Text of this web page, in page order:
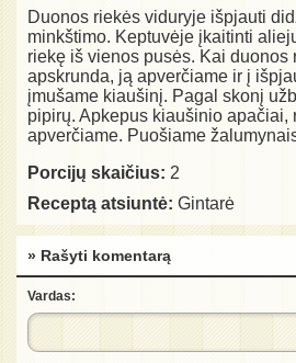
Duonos riekės viduryje išpjauti
minkštimo. Keptuvėje įkaitinti
riekę iš vienos pusės. Kai duonos
apskrunda, ją apverčiame ir į
įmušame kiaušinį. Pagal skonį
pipirų. Apkepus kiaušinio apačiai,
apverčiame. Puošiame
Porcijų skaičius: 2
Receptą atsiuntė: Gintarė
» Rašyti komentarą
Vardas: